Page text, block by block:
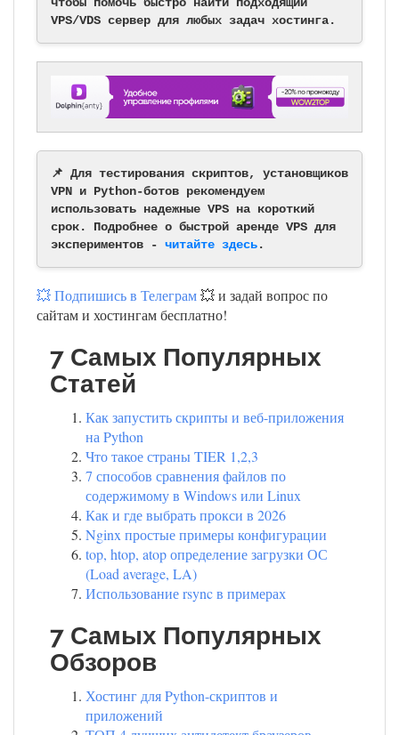
VPS/VDS сервер для любых задач хостинга.
📌 Для тестирования скриптов, установщиков
VPN и Python-ботов рекомендуем
использовать надежные VPS на короткий
срок. Подробнее о быстрой аренде VPS для
экспериментов - читайте здесь.
💥 Подпишись в Телеграм💥 и задай вопрос по
сайтам и хостингам бесплатно!
7 Самых Популярных
Статей
Как запустить скрипты и веб-приложения
на Python
Что такое страны TIER 1,2,3
7 способов сравнения файлов по
содержимому в Windows или Linux
Как и где выбрать прокси в 2026
Nginx простые примеры конфигурации
top, htop, atop определение загрузки ОС
(Load average, LA)
Использование rsync в примерах
7 Самых Популярных
Обзоров
Хостинг для Python-скриптов и
приложений